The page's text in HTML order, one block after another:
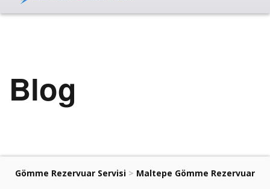
Blog
Gömme Rezervuar Servisi > Maltepe Gömme Rezervuar